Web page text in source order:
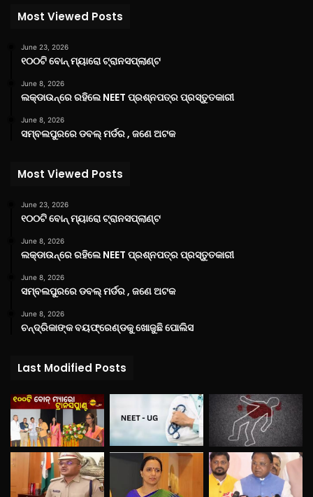
Most Viewed Posts
June 23, 2026
୧୦୦ଟି ବୋନ୍ ମ୍ୟାରୋ ଟ୍ରାନସପ୍ଲାଣ୍ଟ
June 8, 2026
ଲକ୍‌ଡାଉନ୍‌ରେ ରହିଲେ NEET ପ୍ରଶ୍ନପତ୍ର ପ୍ରସ୍ତୁତକାରୀ
June 8, 2026
ସମ୍ବଲପୁରରେ ଡବଲ୍ ମର୍ଡର , ଜଣେ ଅଟକ
Most Viewed Posts
June 23, 2026
୧୦୦ଟି ବୋନ୍ ମ୍ୟାରୋ ଟ୍ରାନସପ୍ଲାଣ୍ଟ
June 8, 2026
ଲକ୍‌ଡାଉନ୍‌ରେ ରହିଲେ NEET ପ୍ରଶ୍ନପତ୍ର ପ୍ରସ୍ତୁତକାରୀ
June 8, 2026
ସମ୍ବଲପୁରରେ ଡବଲ୍ ମର୍ଡର , ଜଣେ ଅଟକ
June 8, 2026
ଚନ୍ଦ୍ରିକାଙ୍କ ବୟଫ୍ରେଣ୍ଡକୁ ଖୋଜୁଛି ପୋଲିସ
Last Modified Posts